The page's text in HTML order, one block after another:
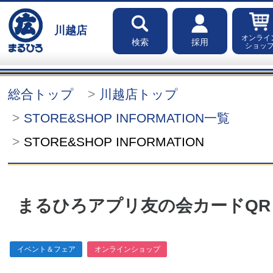
川越店
検索 採用
オンライ
ショッ
総合トップ
川越店トップ
STORE&SHOP INFORMATION一覧
STORE&SHOP INFORMATION
まるひろアプリ友の会カード
イベント＆フェア オンラインショップ